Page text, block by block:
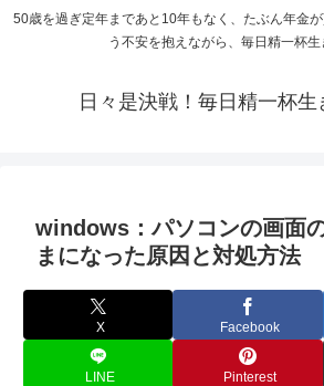
50歳を過ぎ定年まであと10年もなく、たぶん年金
う不安を抱えながら、毎日精一杯生
日々是決戦！毎日精一杯生
windows：パソコンの画面
まになった原因と対処方法
X Facebook
LINE Pinterest